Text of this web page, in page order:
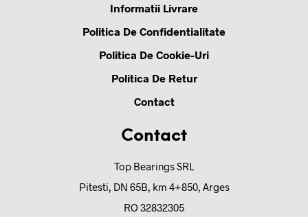
Informatii Livrare
Politica De Confidentialitate
Politica De Cookie-Uri
Politica De Retur
Contact
Contact
Top Bearings SRL
Pitesti, DN 65B, km 4+850, Arges
RO 32832305